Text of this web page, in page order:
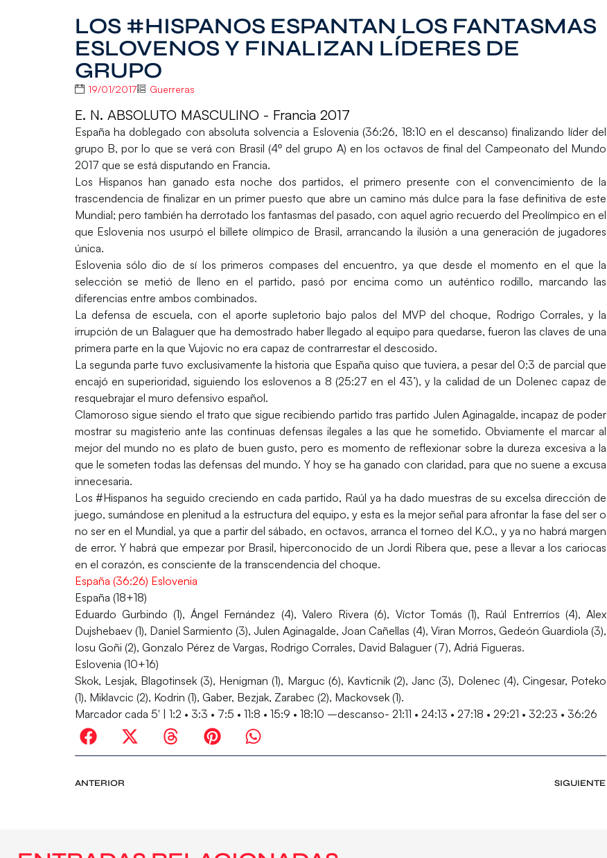
LOS #HISPANOS ESPANTAN LOS FANTASMAS
ESLOVENOS Y FINALIZAN LÍDERES DE
GRUPO
19/01/2017 Guerreras
E. N. ABSOLUTO MASCULINO - Francia 2017
España ha doblegado con absoluta solvencia a Eslovenia (36:26, 18:10 en el descanso) finalizando líder del
grupo B, por lo que se verá con Brasil (4º del grupo A) en los octavos de final del Campeonato del Mundo
2017 que se está disputando en Francia.
Los Hispanos han ganado esta noche dos partidos, el primero presente con el convencimiento de la
trascendencia de finalizar en un primer puesto que abre un camino más dulce para la fase definitiva de este
Mundial; pero también ha derrotado los fantasmas del pasado, con aquel agrio recuerdo del Preolímpico en el
que Eslovenia nos usurpó el billete olímpico de Brasil, arrancando la ilusión a una generación de jugadores
única.
Eslovenia sólo dio de sí los primeros compases del encuentro, ya que desde el momento en el que la
selección se metió de lleno en el partido, pasó por encima como un auténtico rodillo, marcando las
diferencias entre ambos combinados.
La defensa de escuela, con el aporte supletorio bajo palos del MVP del choque, Rodrigo Corrales, y la
irrupción de un Balaguer que ha demostrado haber llegado al equipo para quedarse, fueron las claves de una
primera parte en la que Vujovic no era capaz de contrarrestar el descosido.
La segunda parte tuvo exclusivamente la historia que España quiso que tuviera, a pesar del 0:3 de parcial que
encajó en superioridad, siguiendo los eslovenos a 8 (25:27 en el 43’), y la calidad de un Dolenec capaz de
resquebrajar el muro defensivo español.
Clamoroso sigue siendo el trato que sigue recibiendo partido tras partido Julen Aginagalde, incapaz de poder
mostrar su magisterio ante las continuas defensas ilegales a las que he sometido. Obviamente el marcar al
mejor del mundo no es plato de buen gusto, pero es momento de reflexionar sobre la dureza excesiva a la
que le someten todas las defensas del mundo. Y hoy se ha ganado con claridad, para que no suene a excusa
innecesaria.
Los #Hispanos ha seguido creciendo en cada partido, Raúl ya ha dado muestras de su excelsa dirección de
juego, sumándose en plenitud a la estructura del equipo, y esta es la mejor señal para afrontar la fase del ser o
no ser en el Mundial, ya que a partir del sábado, en octavos, arranca el torneo del K.O., y ya no habrá margen
de error. Y habrá que empezar por Brasil, hiperconocido de un Jordi Ribera que, pese a llevar a los cariocas
en el corazón, es consciente de la transcendencia del choque.
España (36:26) Eslovenia
España (18+18)
Eduardo Gurbindo (1), Ángel Fernández (4), Valero Rivera (6), Víctor Tomás (1), Raúl Entrerríos (4), Alex
Dujshebaev (1), Daniel Sarmiento (3), Julen Aginagalde, Joan Cañellas (4), Viran Morros, Gedeón Guardiola (3),
Iosu Goñi (2), Gonzalo Pérez de Vargas, Rodrigo Corrales, David Balaguer (7), Adriá Figueras.
Eslovenia (10+16)
Skok, Lesjak, Blagotinsek (3), Henigman (1), Marguc (6), Kavticnik (2), Janc (3), Dolenec (4), Cingesar, Poteko
(1), Miklavcic (2), Kodrin (1), Gaber, Bezjak, Zarabec (2), Mackovsek (1).
Marcador cada 5′ | 1:2 • 3:3 • 7:5 • 11:8 • 15:9 • 18:10 –descanso- 21:11 • 24:13 • 27:18 • 29:21 • 32:23 • 36:26
ANTERIOR SIGUIENTE